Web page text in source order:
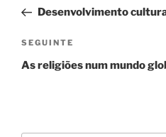
artigos
anterior
Desenvolvimento
Conteúdo
seguinte
SEGUINTE
As religiões num mundo